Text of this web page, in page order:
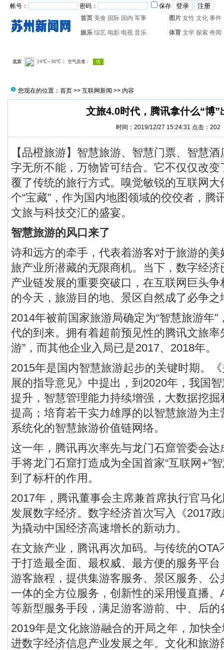
帐号： 密码：
保存
首页 美食 国际 国内 军事 图片 女性 文化 事件
娱乐 综艺 电影 电视 音乐 体育 文学 探索 奇闻
您现在的位置： 首页 >> 互联网新闻 >> 内容
文旅4.0时代，腾讯拿什么“博”
时间：2019/12/27 15:24:31 点击： 202
【品橙旅游】智慧旅游、智慧门票、智慧
字无所不能，万物皆可结合。它不仅仅改
覆了传统的旅行方式。嗅觉敏锐的互联网
个“宝藏”，作为国内地图领域的佼佼者，腾
文旅与科技交汇的盛宴。
智慧旅游的风口来了
诗和远方的牵手，代表着游客对于旅游的
旅产业所潜藏的无限商机。当下，数字经
产业链发展的重要突破口，在互联网巨头
的今天，旅游目的地、景区自然成了必争之
2014年被前国家旅游局确定为“智慧旅游年
代的到来。拥有着超前预见性的腾讯文旅率
游”，而其他企业入局已是2017、2018年。
2015年是国内智慧旅游起步的关键时期。
展的指导意见》中提出，到2020年，我国
提升，智慧管理能力持续增强，大数据挖
提高；培育若干实力雄厚的以智慧旅游为
系统化的智慧旅游价值链网络。
这一年，腾讯再次率先与龙门石窟管委会
手将龙门石窟打造成为全国首家“互联网+”
到了标杆的作用。
2017年，腾讯董事会主席兼首席执行官马
发展数字经济。数字经济首次写入《2017
为撬动中国经济高速增长的新动力。
在文旅产业，腾讯再次加码。与传统的
于打造最全面、最权威、最方便的服务平
游客旅程，提供集游客服务、景区服务、
一体的全方位服务，创新性的采用慢直播
等新型服务手段，满足游客游前、中、后的
2019年是文化旅游融合的开局之年，加快
进数字经济信息产业发展之年。文化和旅